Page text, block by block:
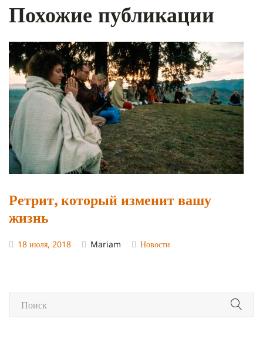
Похожие публикации
Ретрит, который изменит вашу
жизнь
18 июля, 2018 Mariam Новости